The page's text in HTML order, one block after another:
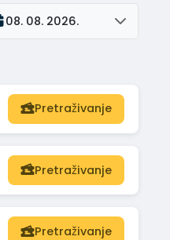
08. 08. 2026.
Pretraživanje
Pretraživanje
Pretraživanje